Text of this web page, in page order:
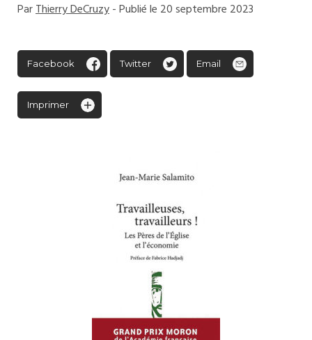
ParThierry DeCruzy- Publié le 20 septembre 2023
Facebook Twitter Email
Imprimer